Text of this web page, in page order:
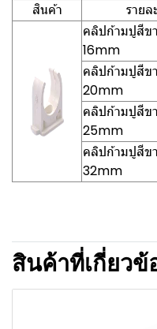
สินค้า
รายล
คลิปก้ามปูสีข
16mm
คลิปก้ามปูสีข
20mm
คลิปก้ามปูสีข
25mm
คลิปก้ามปูสีข
32mm
สินค้าที่เกี่ยวข้